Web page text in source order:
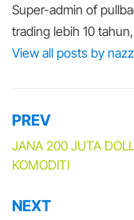
Super-admin of
trading lebih 10
View all posts by nazz
Post
navigation
PREV
JANA 200 JUTA
KOMODITI
NEXT